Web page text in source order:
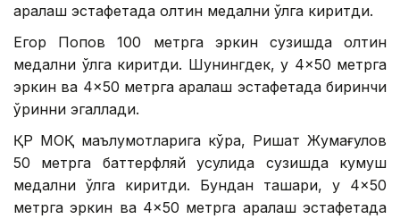
аралаш эстафетада олтин медални қўлга киритди.
Егор Попов 100 метрга эркин сузишда олтин
медални қўлга киритди. Шунингдек, у 4×50 метрга
эркин ва 4×50 метрга аралаш эстафетада биринчи
ўринни эгаллади.
ҚР МОҚ маълумотларига кўра, Ришат Жумағулов
50 метрга баттерфляй усулида сузишда кумуш
медални қўлга киритди. Бундан ташқари, у 4×50
метрга эркин ва 4×50 метрга аралаш эстафетада